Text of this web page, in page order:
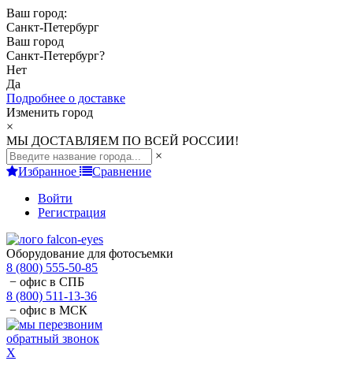
Ваш город:
Санкт-Петербург
Ваш город
Санкт-Петербург?
Нет
Да
Подробнее о доставке
Изменить город
×
МЫ ДОСТАВЛЯЕМ ПО ВСЕЙ РОССИИ!
×
Избранное
Сравнение
Войти
Регистрация
Оборудование для фотосъемки
8 (800) 555-50-85
− офис в СПБ
8 (800) 511-13-36
− офис в МСК
обратный звонок
X